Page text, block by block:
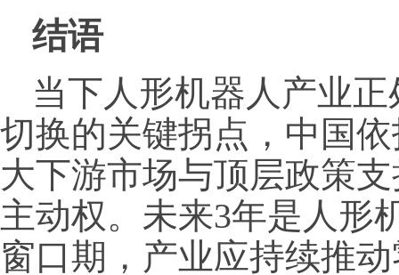
结语
当下人形机器人产业
切换的关键拐点，中国
大下游市场与顶层政策
主动权。未来3年是人形
窗口期，产业应持续推